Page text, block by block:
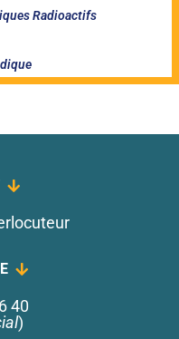
Radioactifs
40
)